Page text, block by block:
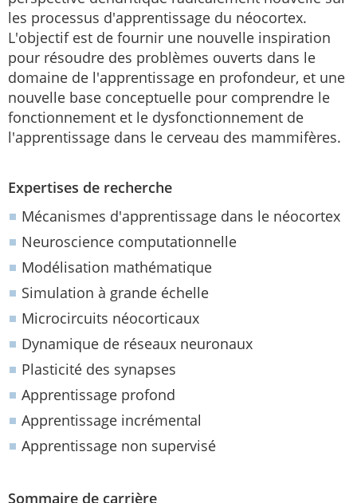
les processus d'apprentissage du néocortex.
L'objectif est de fournir une nouvelle inspiration
pour résoudre des problèmes ouverts dans le
domaine de l'apprentissage en profondeur, et une
nouvelle base conceptuelle pour comprendre le
fonctionnement et le dysfonctionnement de
l'apprentissage dans le cerveau des mammifères.
Expertises de recherche
Mécanismes d'apprentissage dans le néocortex
Neuroscience computationnelle
Modélisation mathématique
Simulation à grande échelle
Microcircuits néocorticaux
Dynamique de réseaux neuronaux
Plasticité des synapses
Apprentissage profond
Apprentissage incrémental
Apprentissage non supervisé
Sommaire de carrière